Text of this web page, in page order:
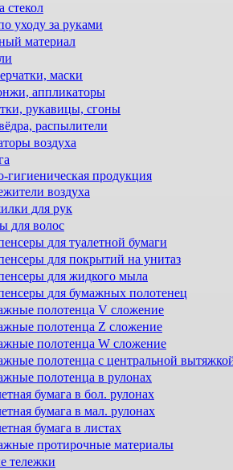
стекол
уходу за руками
материал
маски
аппликаторы
рукавицы, сгоны
распылители
воздуха
гигиеническая продукция
воздуха
для рук
для волос
для туалетной бумаги
для покрытий на унитаз
для жидкого мыла
для бумажных полотенец
полотенца V сложение
полотенца Z сложение
полотенца W сложение
полотенца с центральной
полотенца в рулонах
бумага в бол. рулонах
бумага в мал. рулонах
бумага в листах
протирочные материалы
тележки